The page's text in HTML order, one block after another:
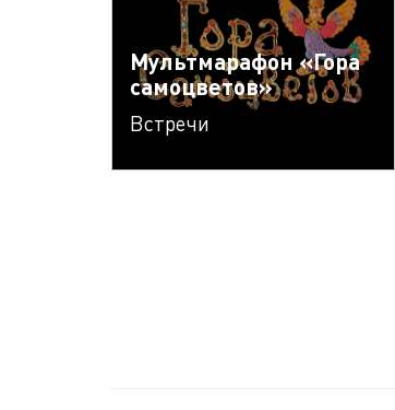
Мультмарафон «Гора
самоцветов»
Встречи